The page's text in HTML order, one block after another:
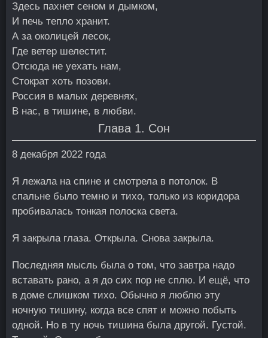
Здесь пахнет сеном и дымком,
И печь тепло хранит.
А за околицей лесок,
Где ветер шелестит.
Отсюда не уехать нам,
Стократ хоть позови.
Россия в малых деревнях,
В нас, в тишине, в любви.
Глава 1. Сон
8 декабря 2022 года
Я лежала на спине и смотрела в потолок. В
спальне было темно и тихо, только из коридора
пробивалась тонкая полоска света.
Я закрыла глаза. Открыла. Снова закрыла.
Последняя мысль была о том, что завтра надо
вставать рано, а я до сих пор не сплю. И ещё, что
в доме слишком тихо. Обычно я люблю эту
ночную тишину, когда все спят и можно побыть
одной. Но в ту ночь тишина была другой. Густой.